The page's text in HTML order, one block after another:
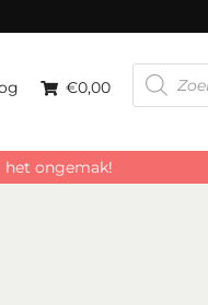
€0,00 zoeken
het ongemak!